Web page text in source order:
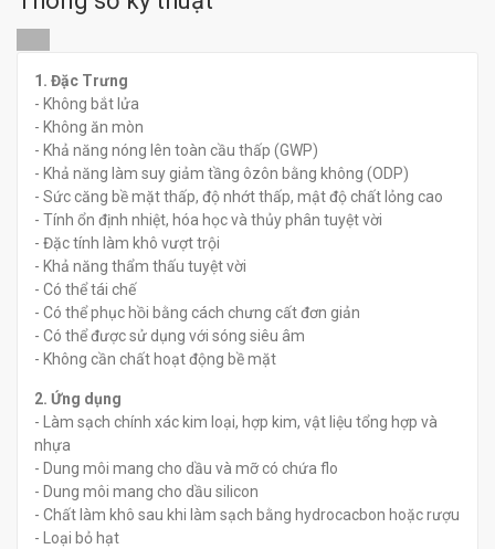
Dầu rửa Dupont Vertrel
0đ
1. Đặc Trưng
- Không bắt lửa
- Không ăn mòn
- Khả năng nóng lên toàn cầu thấp (GWP)
- Khả năng làm suy giảm tầng ôzôn bằng không (ODP)
- Sức căng bề mặt thấp, độ nhớt thấp, mật độ chất lỏng cao
- Tính ổn định nhiệt, hóa học và thủy phân tuyệt vời
- Đặc tính làm khô vượt trội
- Khả năng thẩm thấu tuyệt vời
- Có thể tái chế
- Có thể phục hồi bằng cách chưng cất đơn giản
- Có thể được sử dụng với sóng siêu âm
- Không cần chất hoạt động bề mặt
2. Ứng dụng
- Làm sạch chính xác kim loại, hợp kim, vật liệu tổng hợp và
nhựa
- Dung môi mang cho dầu và mỡ có chứa flo
- Dung môi mang cho dầu silicon
- Chất làm khô sau khi làm sạch bằng hydrocacbon hoặc rượu
- Loại bỏ hạt